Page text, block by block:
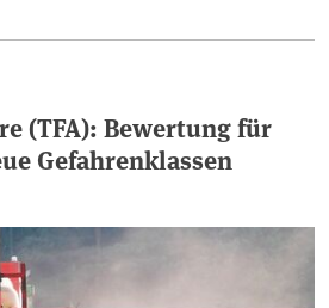
(TFA): Bewertung für
Gefahrenklassen